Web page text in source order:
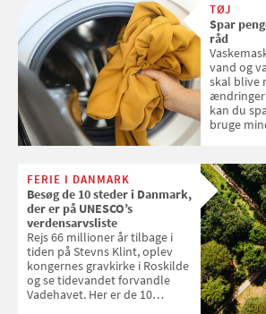
TØJ
Spar
råd
vand og
skal blive
ændringer
kan du
bruge
enkle råd
tøjvasken
FERIE I DANMARK
Besøg de 10 steder i Danmark,
der er på UNESCO’s
verdensarvsliste
Rejs 66 millioner år tilbage i
tiden på Stevns Klint, oplev
kongernes gravkirke i Roskilde
og se tidevandet forvandle
Vadehavet. Her er de 10